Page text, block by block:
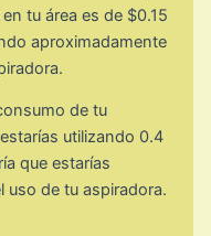
tu área es de $0.15
aproximadamente
de tu
utilizando 0.4
que estarías
uso de tu aspiradora.